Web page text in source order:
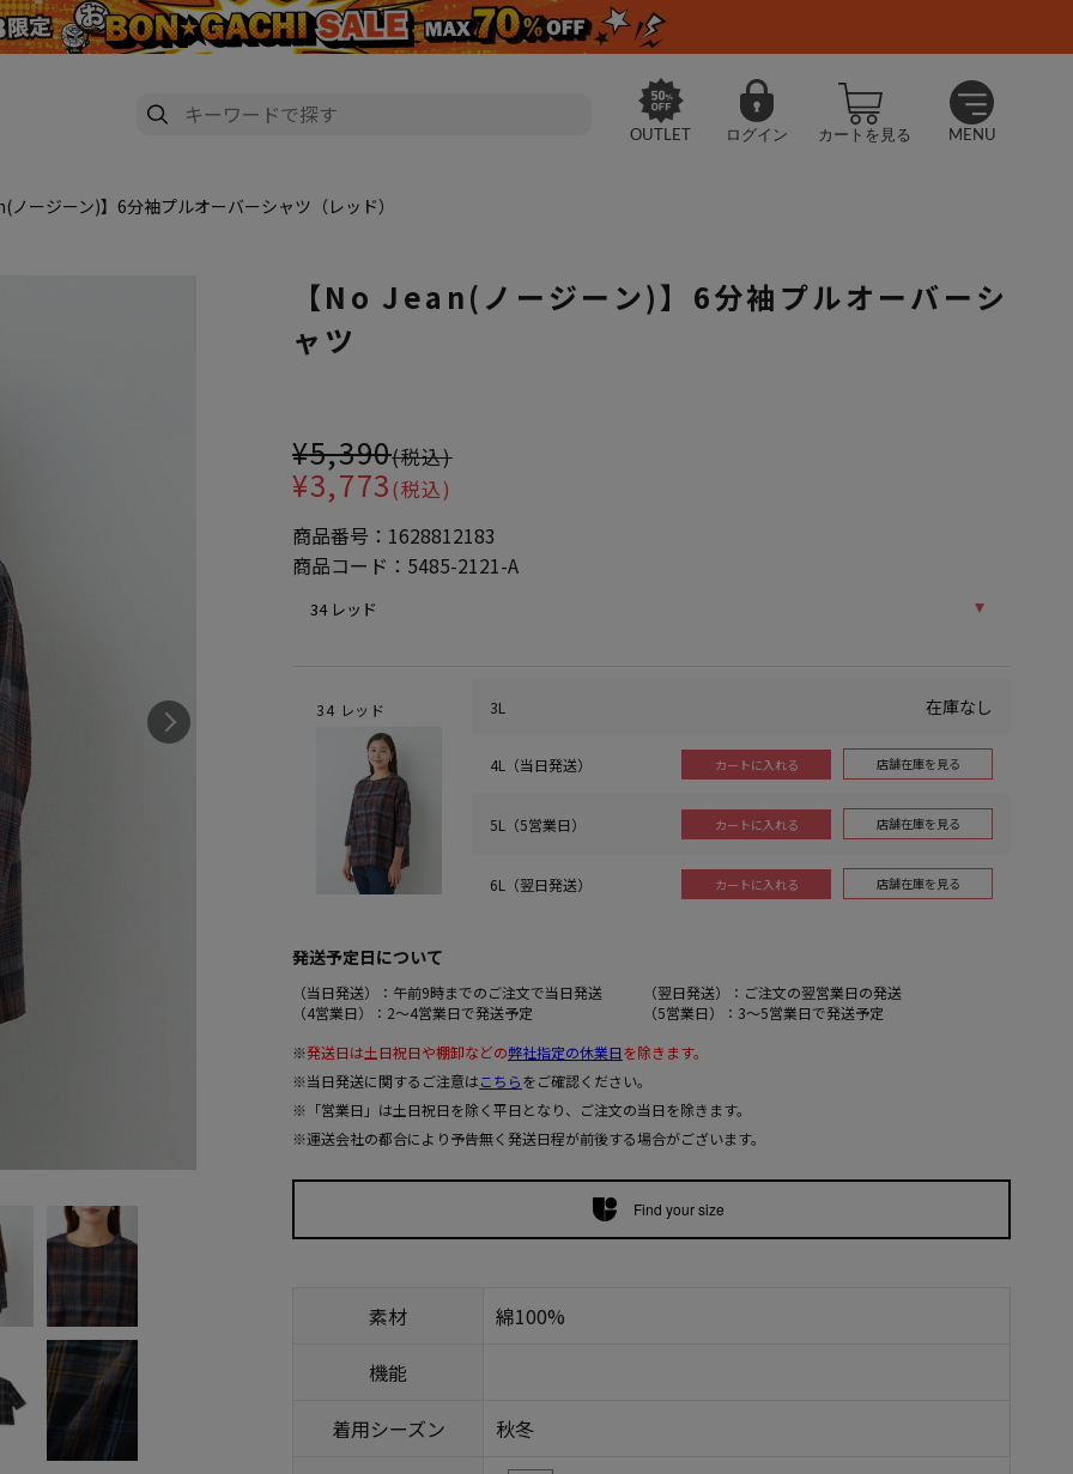
OUTLET ログイン カートを見る MENU
ノージーン)】6分袖プルオーバーシャツ（レッド）
【No Jean(ノージーン)】6分袖プルオーバーシ
ャツ
¥5,390(税込)
¥3,773(税込)
商品番号： 1628812183
商品コード： 5485-2121-A
34 レッド 3L 在庫なし
4L（当日発送） カートに入れる 店舗在庫を見る
5L（5営業日） カートに入れる 店舗在庫を見る
6L（翌日発送） カートに入れる 店舗在庫を見る
発送予定日について
（当日発送）：午前9時までのご注文で当日発送
（翌日発送）：ご注文の翌営業日の発送
（4営業日）：2～4営業日で発送予定
（5営業日）：3～5営業日で発送予定
※発送日は土日祝日や棚卸などの弊社指定の休業日を除きます。
※当日発送に関するご注意はこちらをご確認ください。
※「営業日」は土日祝日を除く平日となり、ご注文の当日を除きます。
※運送会社の都合により予告無く発送日程が前後する場合がございます。
Find your size
素材
綿100%
機能
着用シーズン
秋冬